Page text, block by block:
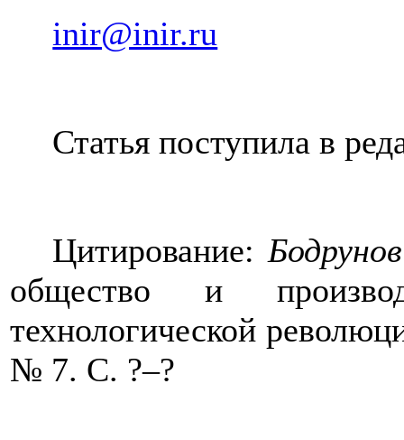
inir@inir.ru
Статья поступила в
Цитирование:
общество и
технологической
№ 7. С. ?–?